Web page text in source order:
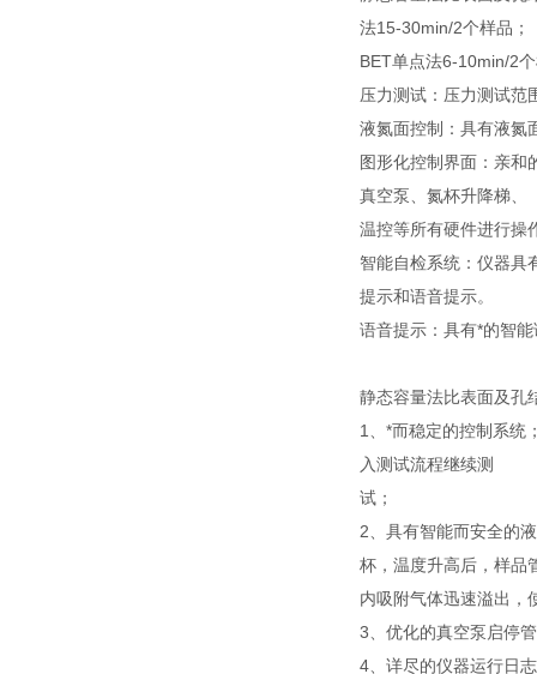
法15-30min/2个样品；
BET单点法6-10min/2
压力测试：压力测试范
液氮面控制：具有液氮
图形化控制界面：亲和
真空泵、氮杯升降梯、
温控等所有硬件进行操
智能自检系统：仪器具
提示和语音提示。
语音提示：具有*的智
静态容量法比表面及孔
1、*而稳定的控制系统
入测试流程继续测
试；
2、具有智能而安全的
杯，温度升高后，样品
内吸附气体迅速溢出，
3、优化的真空泵启停
4、详尽的仪器运行日